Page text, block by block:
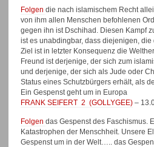
Folgen die nach islamischem Recht
von ihm allen Menschen befohlenen
gegen ihn ist Dschihad. Diesen Kampf
ist es unabdingbar, dass diejenigen,
Ziel ist in letzter Konsequenz die
Freund ist derjenige, der sich zum
und derjenige, der sich als Jude oder
Status eines Schutzbürgers erhält, als
Ein Gespenst geht um in Europa
FRANK SEIFERT 2 (GOLLYGEE) –
Folgen das Gespenst des Faschismus.
Katastrophen der Menschheit. Unsere
Gespenst um in der Welt….. das